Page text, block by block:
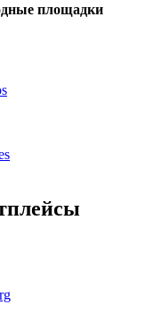
площадки